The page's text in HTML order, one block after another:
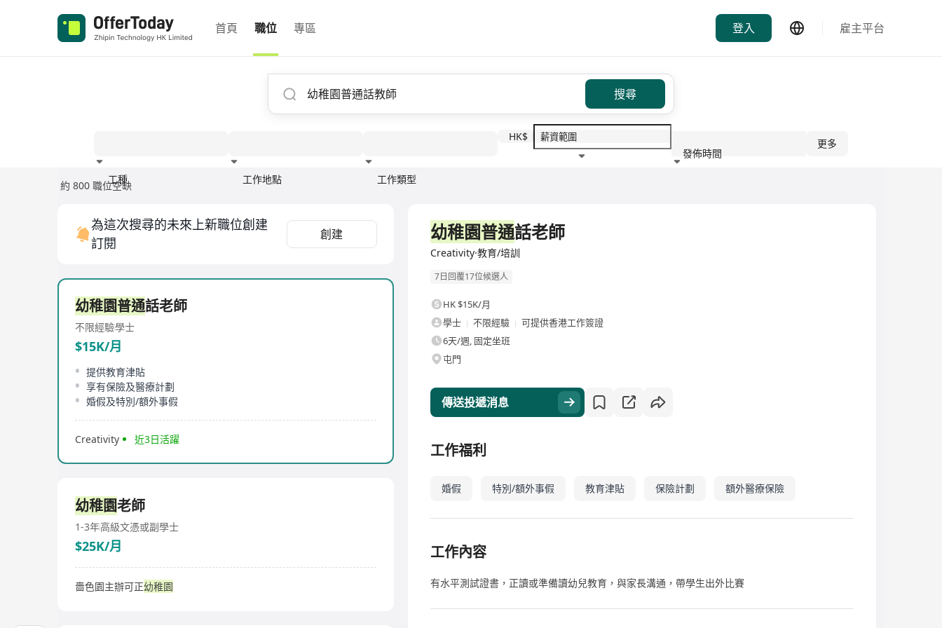
首頁 職位 專區 登入 雇主平台
搜尋
工種 工作地點 工作類型
HK$
發佈時間
更多
約 800 職位空缺
為這次搜尋的未來上新職位創建
訂閱
創建
幼稚園普通話老師
不限經驗學士
$15K/月
提供教育津貼
享有保險及醫療計劃
婚假及特別/額外事假
Creativity 近3日活躍
幼稚園老師
1-3年高級文憑或副學士
$25K/月
嗇色園主辦可正幼稚園
幼稚園普通話老師
Creativity·教育/培訓
7日回覆17位候選人
HK $15K/月
學士
不限經驗
可提供香港工作簽證
6天/週, 固定坐班
屯門
傳送投遞消息
工作福利
婚假 特別/額外事假 教育津貼 保險計劃 額外醫療保險
工作內容
有水平測試證書，正讀或準備讀幼兒教育，與家長溝通，帶學生出外比賽